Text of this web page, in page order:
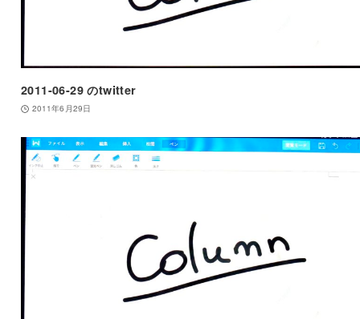
2011-06-29 のtwitter
2011年6月29日